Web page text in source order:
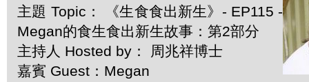
主題 Topic： 《生食食出新生》- EP115 -
Megan的食生食出新生故事：第2部分
主持人 Hosted by： 周兆祥博士
嘉賓 Guest：Megan